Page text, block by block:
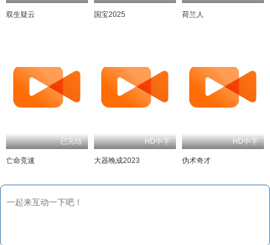
双生疑云 国宝2025 荷兰人
已完结
亡命竞速
HD中字
大器晚成2023
HD中字
伪术奇才